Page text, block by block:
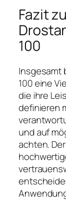
Fazit
100
Insgesamt
100 eine
die ihre
definieren
und auf
achten.